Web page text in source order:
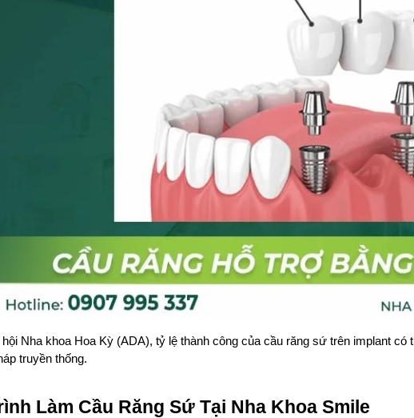
Nha khoa Hoa Kỳ (ADA), tỷ lệ thành công của cầu răng sứ trên implant có
truyền thống.
Làm Cầu Răng Sứ Tại Nha Khoa Smile